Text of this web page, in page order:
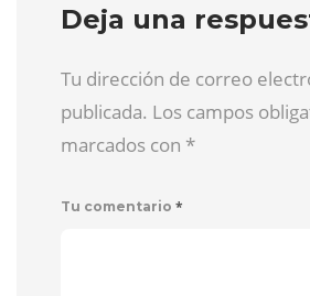
Deja una
Tu dirección de correo
publicada. Los campos
marcados con *
Tu comentario *